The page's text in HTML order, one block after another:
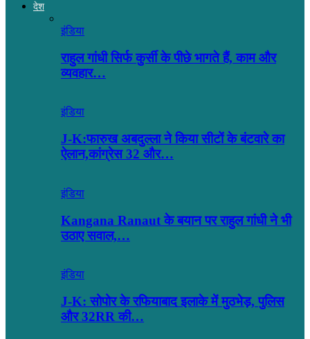
देश
इंडिया
राहुल गांधी सिर्फ कुर्सी के पीछे भागते हैं, काम और
व्यवहार…
इंडिया
J-K:फारुख अबदुल्ला ने किया सीटों के बंटवारे का
ऐलान,कांग्रेस 32 और…
इंडिया
Kangana Ranaut के बयान पर राहुल गांधी ने भी
उठाए सवाल,…
इंडिया
J-K: सोपोर के रफियाबाद इलाके में मुठभेड़, पुलिस
और 32RR की…